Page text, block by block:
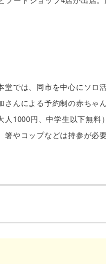
堂では、同市を中心にソロ
さんによる予約制の赤ちゃ
人1000円、中学生以下無
やコップなどは持参が必要